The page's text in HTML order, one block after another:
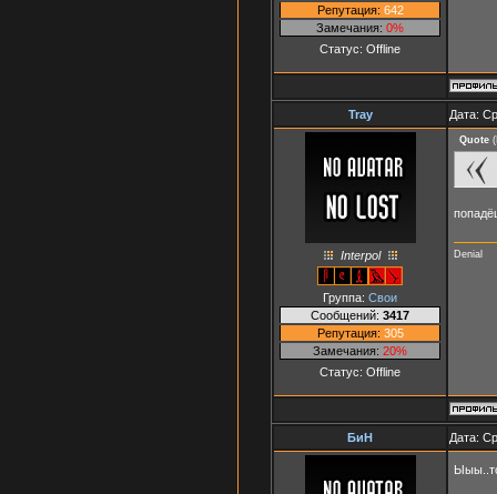
Репутация: 642
Замечания: 0%
Статус: Offline
Tray Дата:
Interpol
Группа: Свои
Сообщений: 3417
Репутация: 305
Замечания: 20%
Статус: Offline
Quote (
Denial
БиН Дата: